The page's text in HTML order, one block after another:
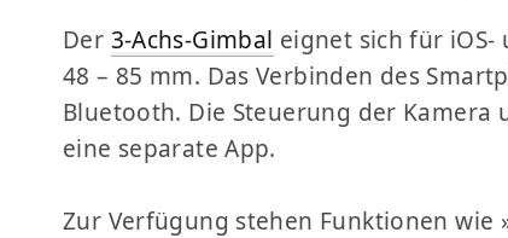
Der 3-Achs-Gimbal eignet sich für
48 – 85 mm. Das Verbinden des
Bluetooth. Die Steuerung der
eine separate App.
Zur Verfügung stehen Funktionen wie